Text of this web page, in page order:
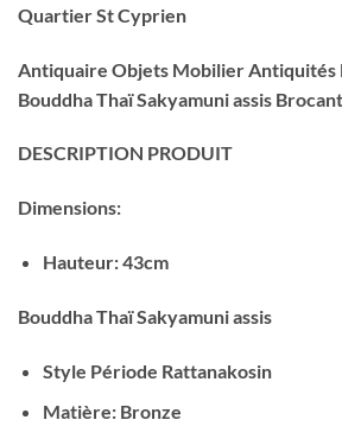
Quartier St Cyprien
Antiquaire Objets Mobilier Antiquités
Bouddha Thaï Sakyamuni assis
DESCRIPTION PRODUIT
Dimensions:
Hauteur: 43cm
Bouddha Thaï Sakyamuni assis
Style Période Rattanakosin
Matière: Bronze